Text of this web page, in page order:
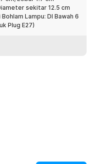
Anda dapat dengan
hias tanpa kesulitan.
tamu Anda dalam
Modern Minimalist Wall
sekitar 12.5 cm
Lampu: DI Bawah 6
Plug E27)